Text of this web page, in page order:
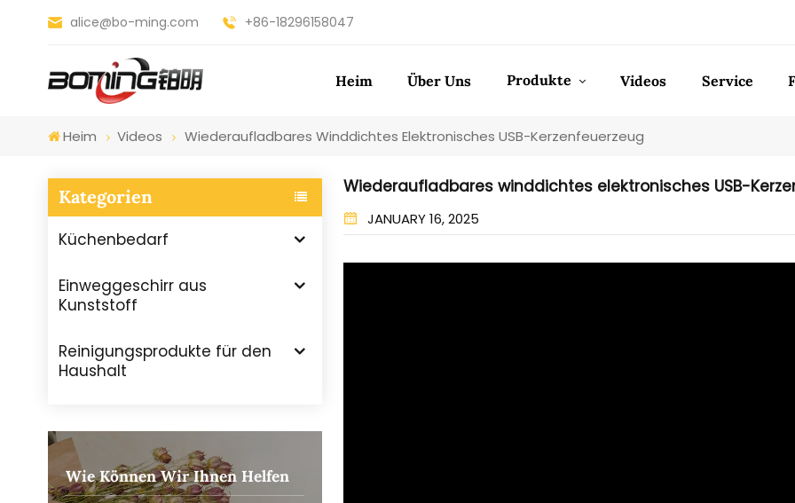
alice@bo-ming.com +86-18296158047
Heim Über Uns Produkte Videos Service
Heim Videos Wiederaufladbares Winddichtes Elektronisches USB-Kerzenfeuerzeug
Kategorien
Küchenbedarf
Einweggeschirr aus
Kunststoff
Reinigungsprodukte für den
Haushalt
Wie Können Wir Ihnen Helfen
Wiederaufladbares winddichtes elektronisches USB-
JANUARY 16, 2025